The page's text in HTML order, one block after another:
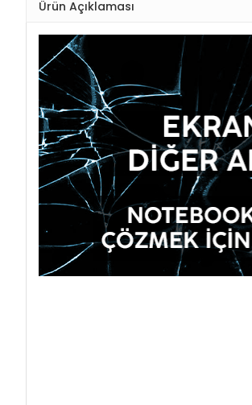
Ürün Açıklaması